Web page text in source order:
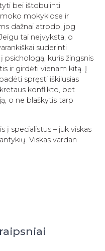
bei ištobulinti
mokyklose ir
dažnai atrodo, jog
tai neįvyksta, o
suderinti
kuris žingsnis
ir girdėti vienam kitą. Į
spręsti iškilusias
konflikto, bet
o ne blaškytis tarp
į specialistus – juk viskas
Viskas vardan